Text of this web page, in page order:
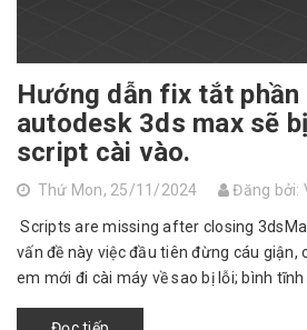
Hướng dẫn fix tắt phần
autodesk 3ds max sẽ
script cài vào.
Thứ Mon, 25/11/2024 Đăng bởi:
Scripts are missing after closing
vấn đề này việc đầu tiên đừng cáu giận,
em mới đi cài máy về sao bị lỗi; bình tĩnh